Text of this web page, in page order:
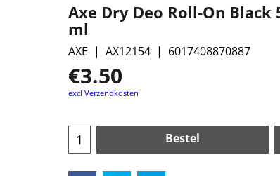
Axe Dry Deo Roll-On Black
ml
AXE AX12154 6017408870887
€3.50
excl Verzendkosten
Bestel